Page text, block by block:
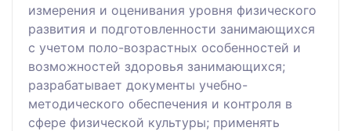
измерения и оценивания уровня физического
развития и подготовленности занимающихся
с учетом поло-возрастных особенностей и
возможностей здоровья занимающихся;
разрабатывает документы учебно-
методического обеспечения и контроля в
сфере физической культуры; применять